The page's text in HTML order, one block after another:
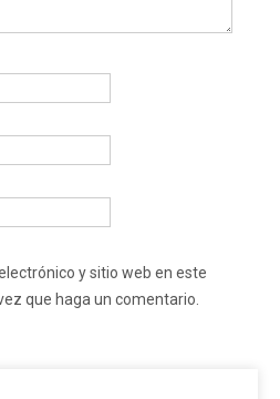
y sitio web en este
que haga un comentario.